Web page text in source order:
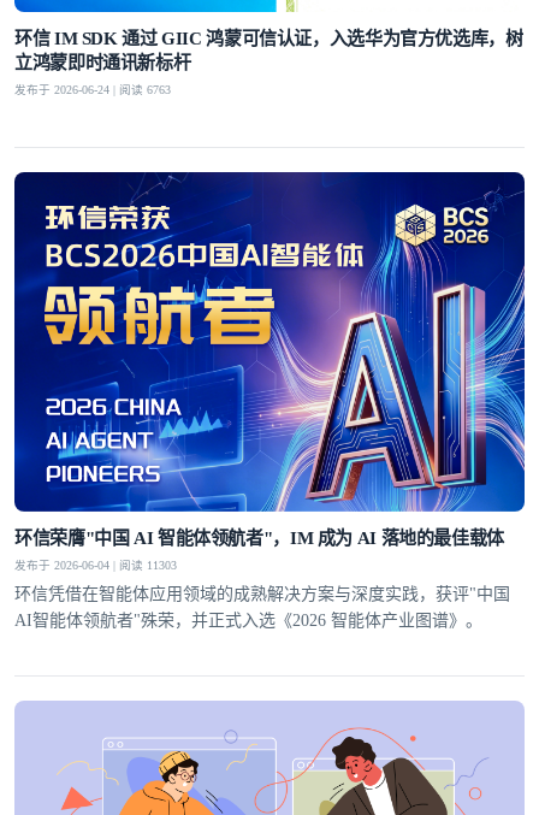
环信 IM SDK 通过 GIIC 鸿蒙可信认证，入选华为官方优选库，树
立鸿蒙即时通讯新标杆
发布于 2026-06-24 | 阅读 6763
环信荣膺"中国 AI 智能体领航者"，IM 成为 AI 落地的最佳载体
发布于 2026-06-04 | 阅读 11303
环信凭借在智能体应用领域的成熟解决方案与深度实践，获评"中国
AI智能体领航者"殊荣，并正式入选《2026 智能体产业图谱》。